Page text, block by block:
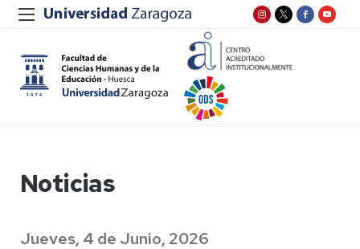
Noticias
Jueves, 4 de Junio, 2026